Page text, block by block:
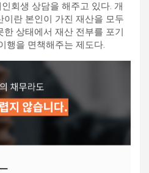
회생 상담을 해주고 있다. 개
란 본인이 가진 재산을 모두
상태에서 재산 전부를 포기
행을 면책해주는 제도다.